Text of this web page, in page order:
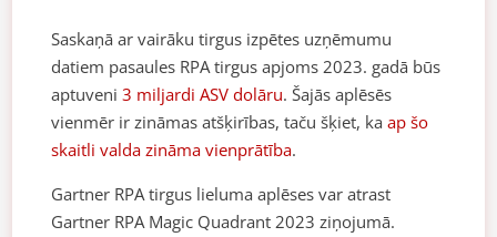
Saskaņā ar vairāku tirgus izpētes uzņēmumu
datiem pasaules RPA tirgus apjoms 2023. gadā būs
aptuveni3 miljardi ASV dolāru. Šajās aplēsēs
vienmēr ir zināmas atšķirības, taču šķiet, kaap šo
skaitli valda zināma vienprātība.
Gartner RPA tirgus lieluma aplēses var atrast
Gartner RPA Magic Quadrant 2023 ziņojumā.